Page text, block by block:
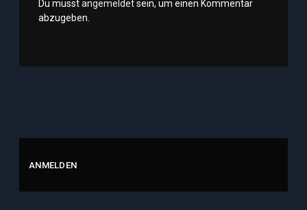
Du musstangemeldetsein, um einen Kommentar
abzugeben.
ANMELDEN